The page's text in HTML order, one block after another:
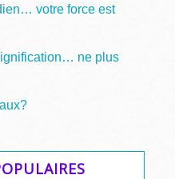
votre force est
ne plus